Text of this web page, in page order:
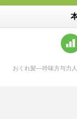
おくれ髪―吟味方与力